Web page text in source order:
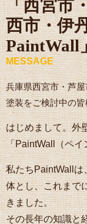
「西宮市
西市・伊
PaintWall
MESSAGE
兵庫県西宮市・芦
塗装をご検討中の
はじめまして。外
「PaintWall（ペイ
私たちPaintWallは
体とし、これまで
きました。
その長年の知識と